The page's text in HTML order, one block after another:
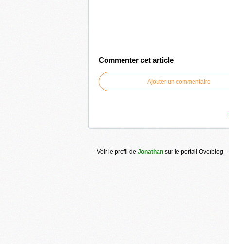
Commenter cet article
Ajouter un commentaire
Voir le profil de Jonathan sur le portail Overblog